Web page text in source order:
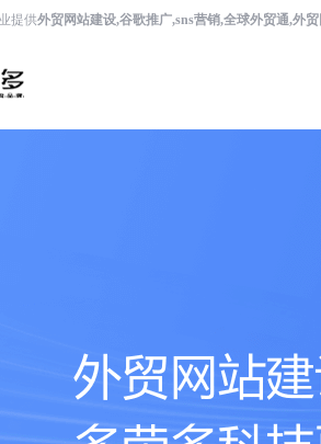
提供外贸网站建设,谷歌推广,sns营销,全球外贸通,外